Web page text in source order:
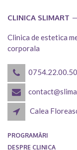
CLINICA SLIMART
Clinica de estetica
corporala
0754.22.00.50
Calea
PROGRAMĂRI
DESPRE CLINICA